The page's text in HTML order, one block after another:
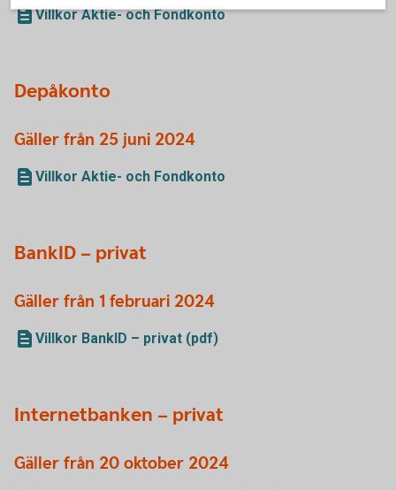
Villkor Aktie- och Fondkonto
Depåkonto
Gäller från 25 juni 2024
Villkor Aktie- och Fondkonto
BankID – privat
Gäller från 1 februari 2024
Villkor BankID – privat (pdf)
Internetbanken – privat
Gäller från 20 oktober 2024